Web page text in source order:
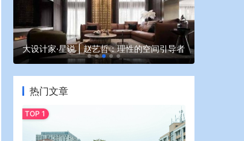
大设计家·星说 | 赵艺哲：理性的空间引导者
热门文章